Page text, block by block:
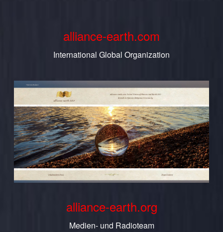
alliance-earth.com
International Global Organization
alliance-earth.org
Medien- und Radioteam